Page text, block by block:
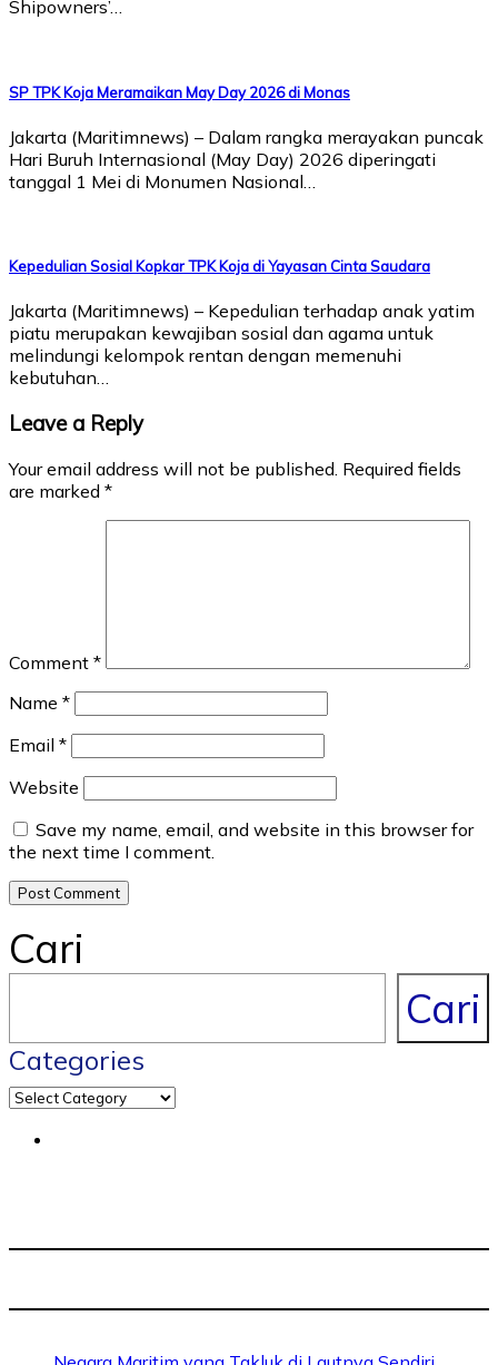
Shipowners’…
SP TPK Koja Meramaikan May Day 2026 di Monas
Jakarta (Maritimnews) – Dalam rangka merayakan puncak
Hari Buruh Internasional (May Day) 2026 diperingati
tanggal 1 Mei di Monumen Nasional…
Kepedulian Sosial Kopkar TPK Koja di Yayasan Cinta Saudara
Jakarta (Maritimnews) – Kepedulian terhadap anak yatim
piatu merupakan kewajiban sosial dan agama untuk
melindungi kelompok rentan dengan memenuhi
kebutuhan…
Leave a Reply
Your email address will not be published. Required fields
are marked *
Comment *
Name *
Email *
Website
Save my name, email, and website in this browser for
the next time I comment.
Cari
Cari
Categories